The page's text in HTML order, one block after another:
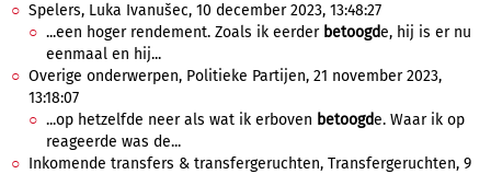
Spelers, Luka Ivanušec, 10 december 2023, 13:48:27
...een hoger rendement. Zoals ik eerder betoogde, hij is er nu
eenmaal en hij...
Overige onderwerpen, Politieke Partijen, 21 november 2023,
13:18:07
...op hetzelfde neer als wat ik erboven betoogde. Waar ik op
reageerde was de...
Inkomende transfers & transfergeruchten, Transfergeruchten, 9